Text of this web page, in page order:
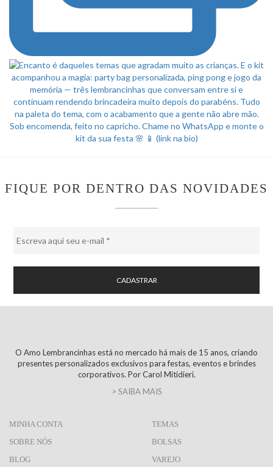
FIQUE POR DENTRO DAS NOVIDADES
O Amo Lembrancinhas está no mercado há mais de 15 anos, criando
presentes personalizados exclusivos para festas, eventos e brindes
corporativos. Por Carol Mitidieri.
> SAIBA MAIS
MINHA CONTA
SOBRE NÓS
BLOG
TEMAS
BOLSAS
VAREJO